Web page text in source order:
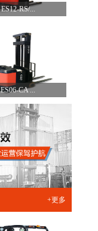
ES12-RS/...
ES06-CA ...
+更多